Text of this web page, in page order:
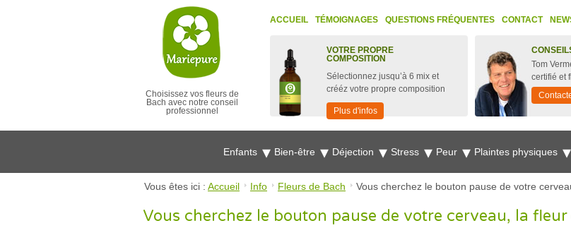
Choisissez vos fleurs de
Bach avec notre conseil
professionnel
ACCUEIL TÉMOIGNAGES QUESTIONS FRÉQUENTES CONTACT
VOTRE PROPRE
COMPOSITION
Sélectionnez jusqu’à 6 mix et
crééz votre propre composition
Plus d'infos
Tom
certifié et
Enfants Bien-être Déjection Stress Peur Plaintes physiques
Vous êtes ici : Accueil Info Fleurs de Bach Vous cherchez le bouton pause de votre
Vous cherchez le bouton pause de votre cerveau, la